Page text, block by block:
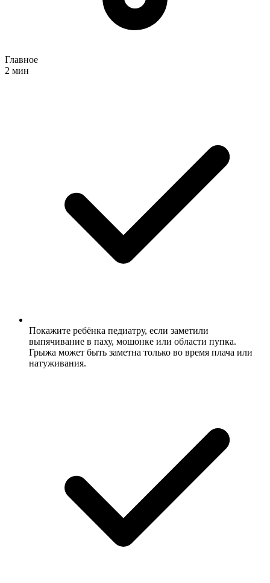
Главное
2 мин
Покажите ребёнка педиатру, если заметили
выпячивание в паху, мошонке или области пупка.
Грыжа может быть заметна только во время плача или
натуживания.